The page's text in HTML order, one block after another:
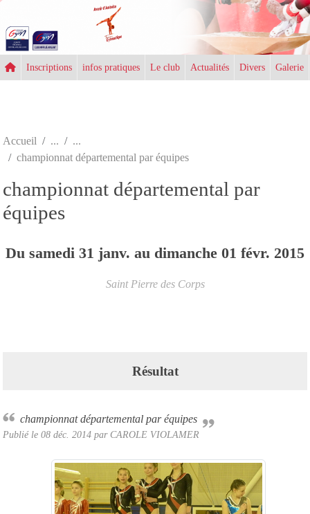
Inscriptions infos pratiques Le club Actualités Divers Galerie
Accueil
championnat départemental par équipes
championnat départemental par
équipes
Du samedi 31 janv. au dimanche 01 févr. 2015
Saint Pierre des Corps
Résultat
championnat départemental par équipes
Publié le 08 déc. 2014 par CAROLE VIOLAMER
Panneau de gestion des cookies